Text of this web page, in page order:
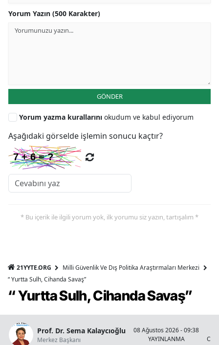
Yorum Yazın (500 Karakter)
GÖNDER
Yorum yazma kurallarını okudum ve kabul ediyorum
Aşağıdaki görselde işlemin sonucu kaçtır?
* Bu içerik ile ilgili yorum yok, ilk yorumu siz yazın, tartışalım *
21YYTE.ORG
Milli Güvenlik Ve Dış Politika Araştırmaları Merkezi
“ Yurtta Sulh, Cihanda Savaş”
“ Yurtta Sulh, Cihanda Savaş”
Prof. Dr. Sema Kalaycıoğlu
Merkez Başkanı
08 Ağustos 2026 - 09:38
YAYINLANMA